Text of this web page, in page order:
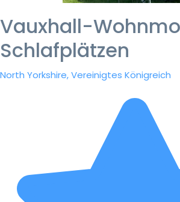
Vauxhall-
Schlafplätzen
North Yorkshire, Vereinigtes Königreich